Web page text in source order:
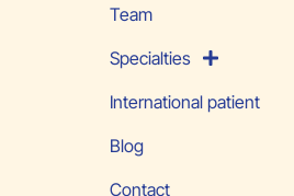
Team
Specialties
International patient
Blog
Contact